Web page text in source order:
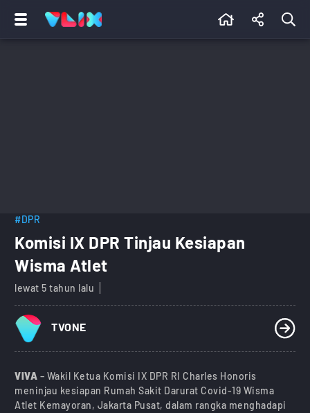
#DPR
Komisi IX DPR Tinjau Kesiapan
Wisma Atlet
lewat 5 tahun lalu
TVONE
VIVA – Wakil Ketua Komisi IX DPR RI Charles Honoris
meninjau kesiapan Rumah Sakit Darurat Covid-19 Wisma
Atlet Kemayoran, Jakarta Pusat, dalam rangka menghadapi